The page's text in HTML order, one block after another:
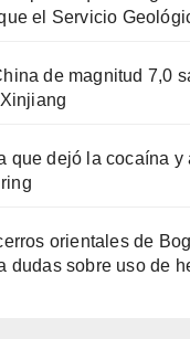
el Servicio
de magnitud 7,0
que dejó la cocaína y
orientales de
dudas sobre uso de